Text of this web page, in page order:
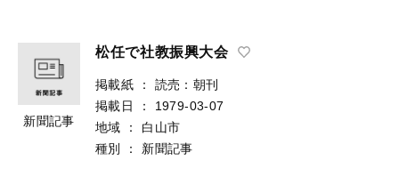
新聞記事
松任で社教振興大会
掲載紙 ：
読売：朝刊
掲載日
：
1979-03-07
地域
：
白山市
種別
： 新聞記事